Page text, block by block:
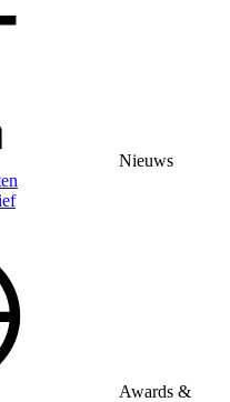
Nieuws
Awards &